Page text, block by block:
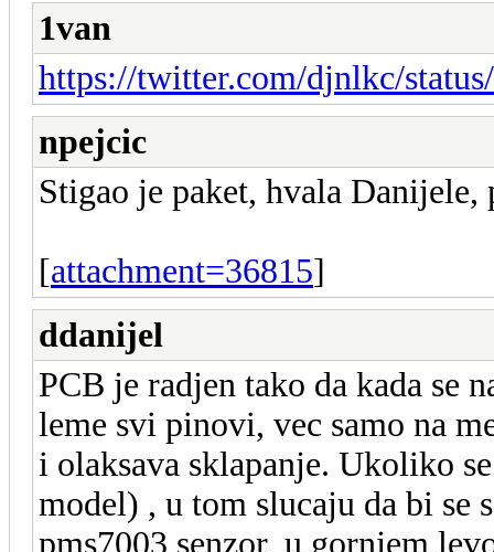
1van
https://twitter.com/djnlkc/
npejcic
Stigao je paket, hvala
[attachment=36815]
ddanijel
PCB je radjen tako da kada se
leme svi pinovi, vec samo na
i olaksava sklapanje. Ukoliko
model) , u tom slucaju da bi se
pms7003 senzor, u gornjem